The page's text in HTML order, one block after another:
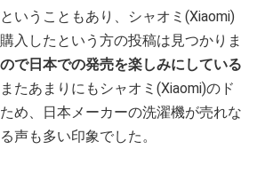
いうこともあり、シャオミ(Xiaomi)
入したという方の投稿は見つかりま
で日本での発売を楽しみにしている
またあまりにもシャオミ(Xiaomi)のド
め、日本メーカーの洗濯機が売れな
声も多い印象でした。